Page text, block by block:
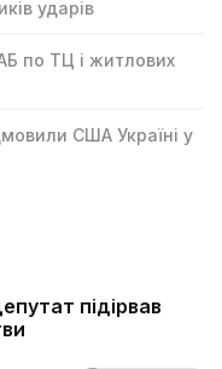
ударів
по ТЦ і житлових
США Україні у
підірвав